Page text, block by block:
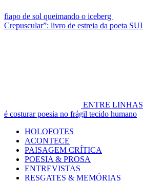
fiapo de sol queimando o iceberg
Crepuscular”: livro de estreia da poeta
ENTRE
é costurar poesia no frágil tecido humano
Primary
Menu
HOLOFOTES
ACONTECE
PAISAGEM CRÍTICA
POESIA & PROSA
ENTREVISTAS
RESGATES & MEMÓRIAS